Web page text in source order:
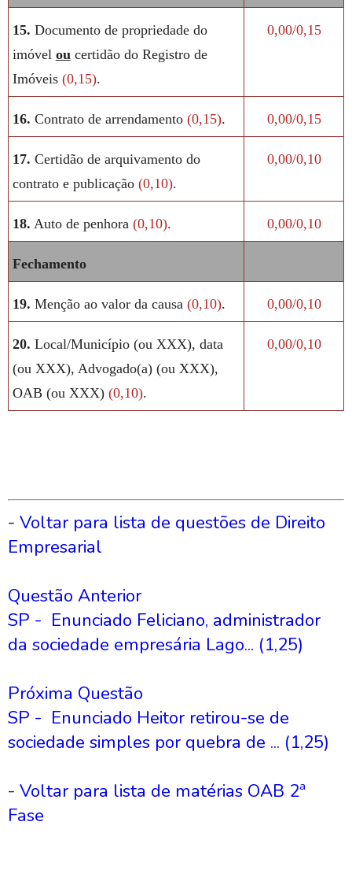
15. Documento de propriedade do
imóvel oucertidão do Registro de
Imóveis (0,15).
0,00/0,15
16. Contrato de arrendamento (0,15). 0,00/0,15
17. Certidão de arquivamento do
contrato e publicação (0,10).
0,00/0,10
18. Auto de penhora (0,10). 0,00/0,10
Fechamento
19. Menção ao valor da causa (0,10). 0,00/0,10
20. Local/Município (ou XXX), data
(ou XXX), Advogado(a) (ou XXX),
OAB (ou XXX) (0,10).
0,00/0,10
- Voltar para lista de questões de Direito
Empresarial
Questão Anterior
SP - Enunciado Feliciano, administrador
da sociedade empresária Lago... (1,25)
Próxima Questão
SP - Enunciado Heitor retirou-se de
sociedade simples por quebra de ... (1,25)
- Voltar para lista de matérias OAB 2ª
Fase